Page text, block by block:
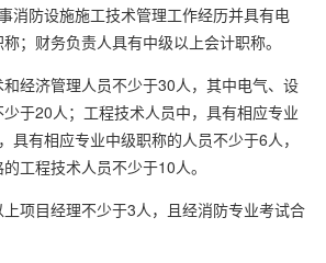
消防设施施工技术管理工作经历并具有电
；财务负责人具有中级以上会计职称。
经济管理人员不少于30人，其中电气、设
于20人；工程技术人员中，具有相应专业
具有相应专业中级职称的人员不少于6人，
工程技术人员不少于10人。
项目经理不少于3人，且经消防专业考试合